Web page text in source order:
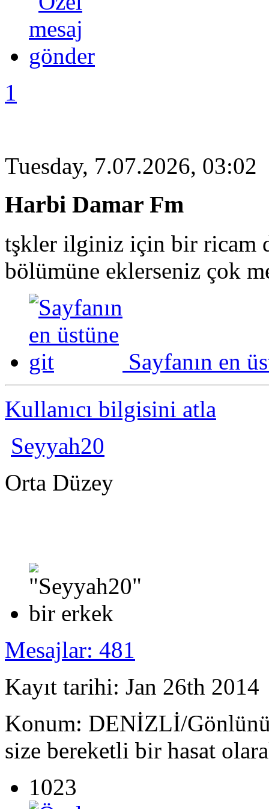
1
Tuesday, 7.07.2026, 03:02
Harbi Damar Fm
tşkler ilginiz için bir ricam
bölümüne eklerseniz çok
Sayfanın en
Kullanıcı bilgisini atla
Seyyah20
Orta Düzey
Mesajlar: 481
Kayıt tarihi: Jan 26th 2014
Konum: DENİZLİ/
size bereketli bir hasat
1023